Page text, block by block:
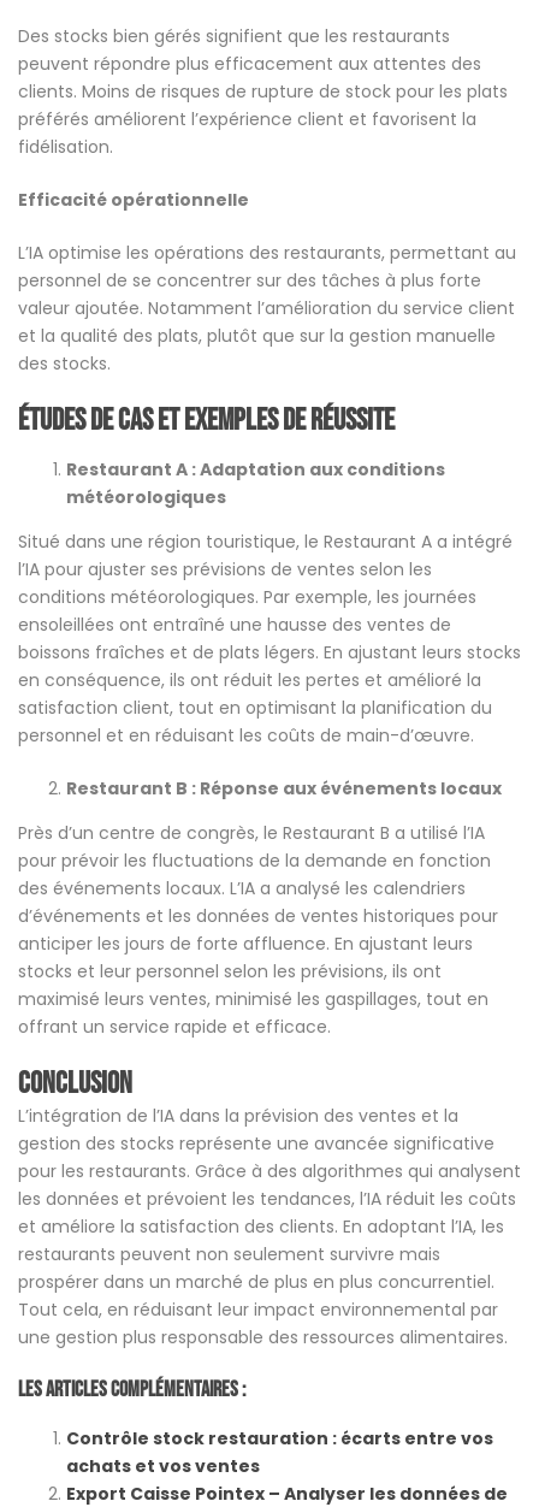
Des stocks bien gérés signifient que les restaurants
peuvent répondre plus efficacement aux attentes des
clients. Moins de risques de rupture de stock pour les plats
préférés améliorent l’expérience client et favorisent la
fidélisation.
Efficacité opérationnelle
L’IA optimise les opérations des restaurants, permettant au
personnel de se concentrer sur des tâches à plus forte
valeur ajoutée. Notamment l’amélioration du service client
et la qualité des plats, plutôt que sur la gestion manuelle
des stocks.
Études de cas et exemples de réussite
Restaurant A : Adaptation aux conditions
météorologiques
Situé dans une région touristique, le Restaurant A a intégré
l’IA pour ajuster ses prévisions de ventes selon les
conditions météorologiques. Par exemple, les journées
ensoleillées ont entraîné une hausse des ventes de
boissons fraîches et de plats légers. En ajustant leurs stocks
en conséquence, ils ont réduit les pertes et amélioré la
satisfaction client, tout en optimisant la planification du
personnel et en réduisant les coûts de main-d’œuvre.
Restaurant B : Réponse aux événements locaux
Près d’un centre de congrès, le Restaurant B a utilisé l’IA
pour prévoir les fluctuations de la demande en fonction
des événements locaux. L’IA a analysé les calendriers
d’événements et les données de ventes historiques pour
anticiper les jours de forte affluence. En ajustant leurs
stocks et leur personnel selon les prévisions, ils ont
maximisé leurs ventes, minimisé les gaspillages, tout en
offrant un service rapide et efficace.
Conclusion
L’intégration de l’IA dans la prévision des ventes et la
gestion des stocks représente une avancée significative
pour les restaurants. Grâce à des algorithmes qui analysent
les données et prévoient les tendances, l’IA réduit les coûts
et améliore la satisfaction des clients. En adoptant l’IA, les
restaurants peuvent non seulement survivre mais
prospérer dans un marché de plus en plus concurrentiel.
Tout cela, en réduisant leur impact environnemental par
une gestion plus responsable des ressources alimentaires.
Les Articles Complémentaires :
Contrôle stock restauration : écarts entre vos
achats et vos ventes
Export Caisse Pointex – Analyser les données de